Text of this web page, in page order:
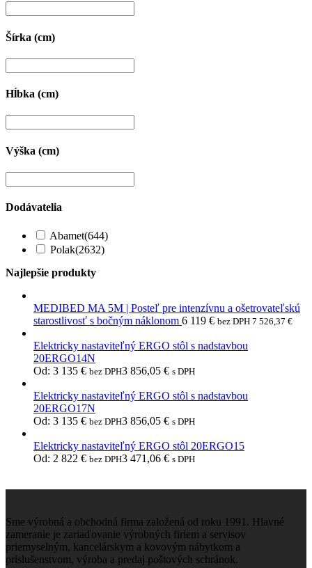
Šírka (cm)
Hĺbka (cm)
Výška (cm)
Dodávatelia
Abamet(644)
Polak(2632)
Najlepšie produkty
MEDIBED MA 5M | Posteľ pre intenzívnu a ošetrovateľskú
starostlivosť s bočným náklonom 6 119 € bez DPH 7 526,37 €
Elektricky nastaviteľný ERGO stôl s nadstavbou
20ERGO14N
Od: 3 135 € bez DPH3 856,05 € s DPH
Elektricky nastaviteľný ERGO stôl s nadstavbou
20ERGO17N
Od: 3 135 € bez DPH3 856,05 € s DPH
Elektricky nastaviteľný ERGO stôl 20ERGO15
Od: 2 822 € bez DPH3 471,06 € s DPH
Sme výrobná a obchodná firma založená od roku 1991. Hlavné
zameranie je zariaďovanie výrobných firiem a servisov
priemyselným, kancelárskym a kovovým nábytkom a
príslušenstvom, výroba a predaj poštových schránok.